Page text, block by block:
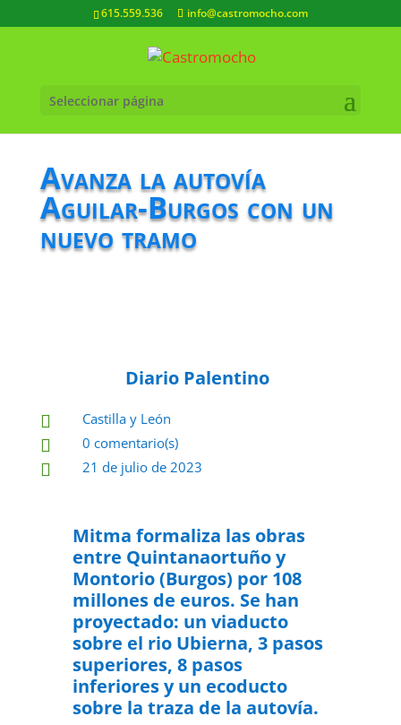
615.559.536 info@castromocho.com
Seleccionar página
Avanza la autovía
Aguilar-Burgos con un
nuevo tramo
Diario Palentino
 Castilla y León
 0 comentario(s)
 21 de julio de 2023
Mitma formaliza las obras
entre Quintanaortuño y
Montorio (Burgos) por 108
millones de euros. Se han
proyectado: un viaducto
sobre el rio Ubierna, 3 pasos
superiores, 8 pasos
inferiores y un ecoducto
sobre la traza de la autovía.